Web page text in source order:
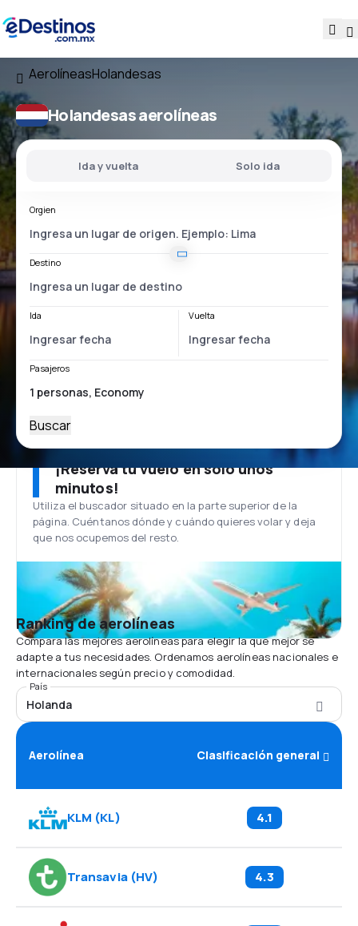
AerolíneasHolandesas
Holandesas aerolíneas
Ida y vuelta Solo ida
Orgien
Destino
Ida Vuelta
Pasajeros
Buscar
¡Reserva tu vuelo en solo unos
minutos!
Utiliza el buscador situado en la parte superior de la
página. Cuéntanos dónde y cuándo quieres volar y deja
que nos ocupemos del resto.
Ranking de aerolíneas
Compara las mejores aerolíneas para elegir la que mejor se
adapte a tus necesidades. Ordenamos aerolíneas nacionales e
internacionales según precio y comodidad.
País
Holanda
Aerolínea Clasificación general
KLM (KL) 4.1
Transavia(HV) 4.3